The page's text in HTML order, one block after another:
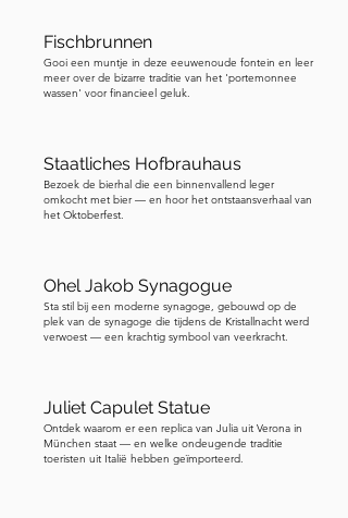
verder naar binnen gaan, kom je een
van de meest fascinerende en
macabere kenmerken van de kerk
dat zij door de Romeinen werd
onthoofd vanwege haar geloof, en
haar rijkelijk versierde reliekdoos,
herinnering aan haar martelaarschap.
Dit reliëf diende als een krachtig
symbool van geloof in een tijd waarin
een geschenk van de paus aan de stad
als een blijk van dankbaarheid toen
München een van de laatste bastions
Fischbrunnen
Gooi een muntje in deze eeuwenoude fontein en leer
meer over de bizarre traditie van het 'portemonnee
wassen' voor financieel geluk.
Staatliches Hofbrauhaus
Bezoek de bierhal die een binnenvallend leger
omkocht met bier — en hoor het ontstaansverhaal van
het Oktoberfest.
Ohel Jakob Synagogue
Sta stil bij een moderne synagoge, gebouwd op de
plek van de synagoge die tijdens de Kristallnacht werd
verwoest — een krachtig symbool van veerkracht.
Juliet Capulet Statue
Ontdek waarom er een replica van Julia uit Verona in
München staat — en welke ondeugende traditie
toeristen uit Italië hebben geïmporteerd.